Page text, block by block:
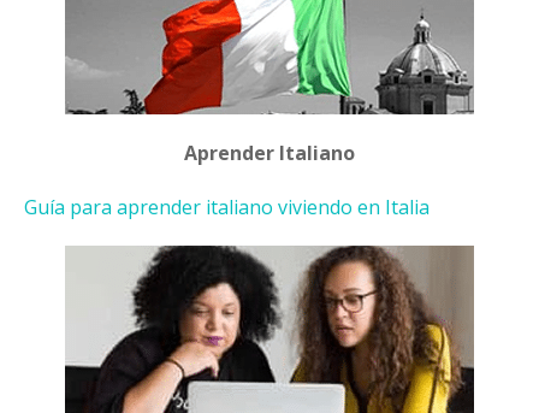
Aprender Italiano
Guía para aprender italiano viviendo en Italia